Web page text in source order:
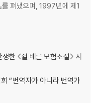
를 펴냈으며, 1997년에 제1
한 <쥘 베른 모험소설> 시
“번역자가 아니라 번역가